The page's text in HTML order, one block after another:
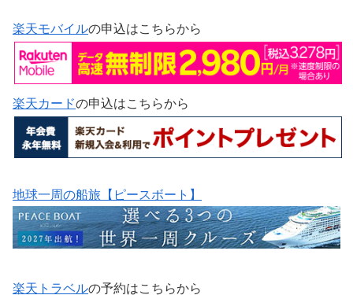
楽天モバイルの申込はこちらから
楽天カードの申込はこちらから
地球一周の船旅【ピースボート】
楽天トラベルの予約はこちらから